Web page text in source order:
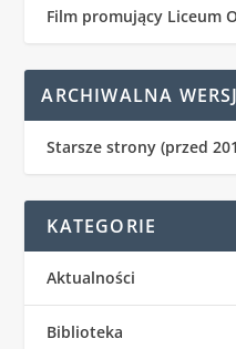
Film promujący Liceum
ARCHIWALNA
Starsze strony (przed
KATEGORIE
Aktualności
Biblioteka